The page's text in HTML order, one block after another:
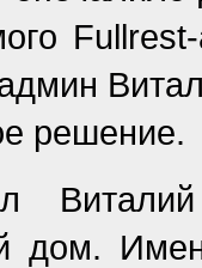
решение.
дом.